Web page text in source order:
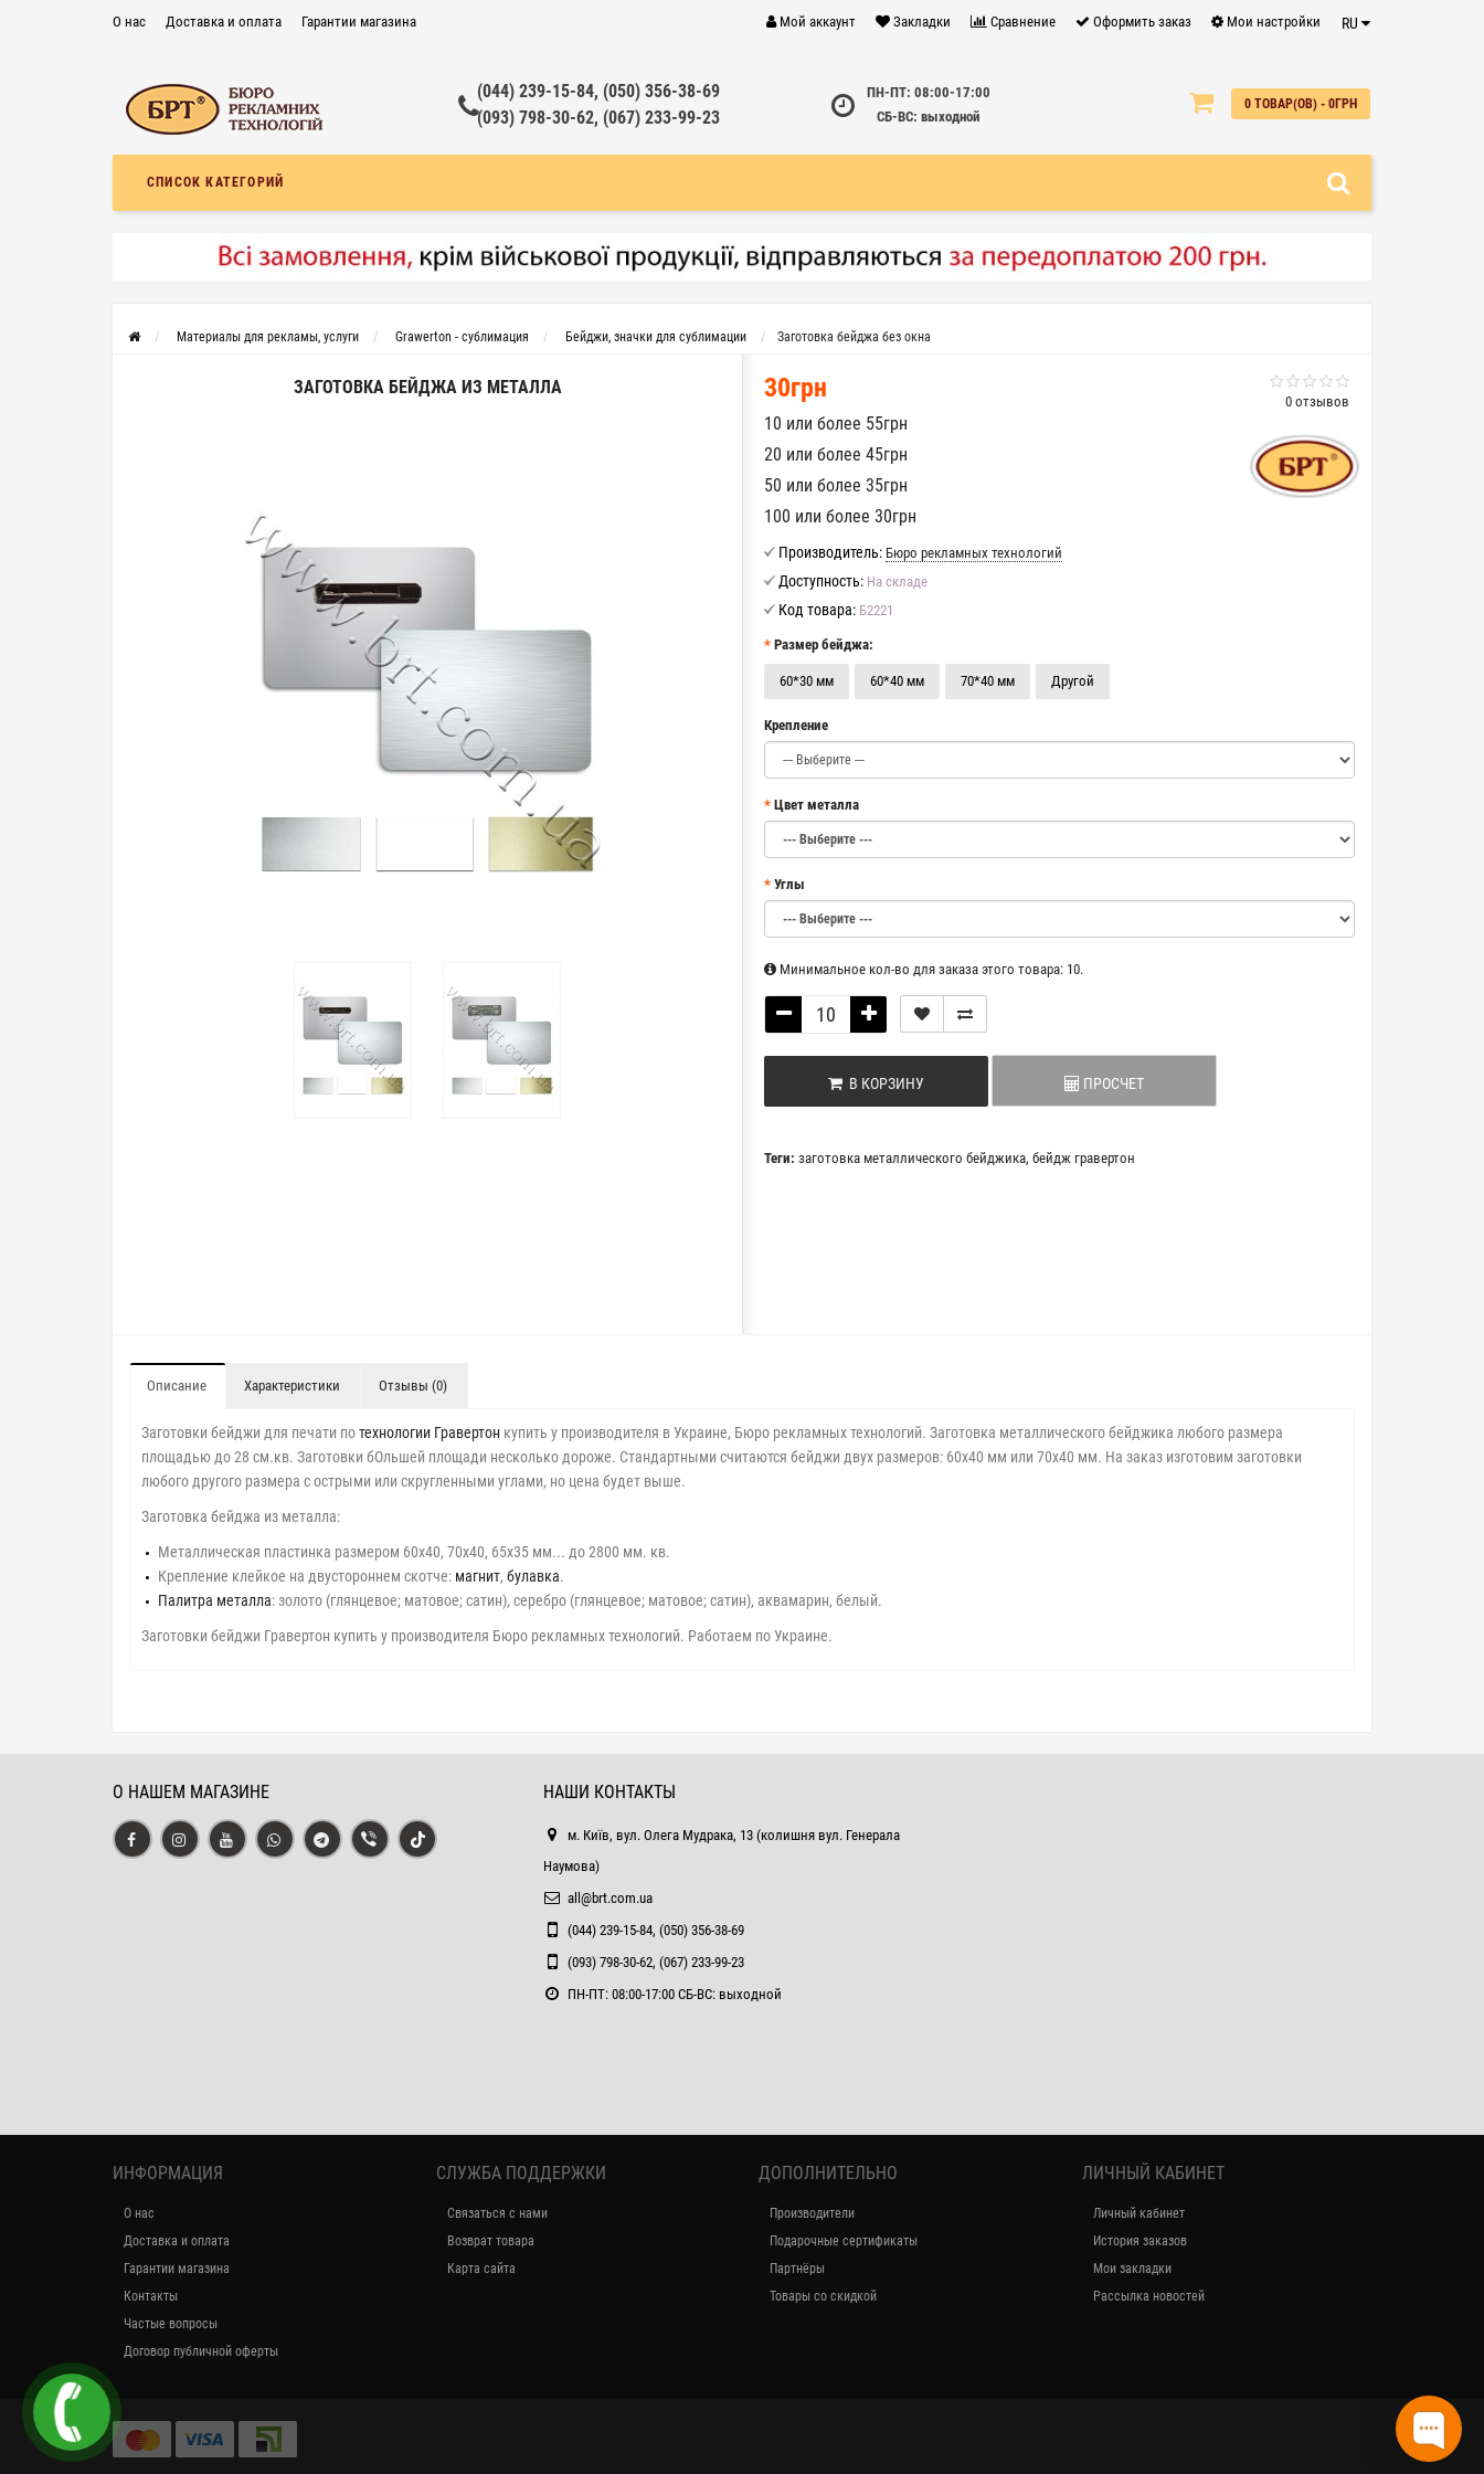
О нас Доставка и оплата Гарантии магазина Мой аккаунт Закладки Сравнение Оформить заказ Мои настройки RU
(044) 239-15-84, (050) 356-38-69
(093) 798-30-62, (067) 233-99-23
ПН-ПТ: 08:00-17:00
СБ-ВС: выходной
0 ТОВАР(ОВ) - 0ГРН
СПИСОК КАТЕГОРИЙ
Материалы для рекламы, услуги Grawerton - сублимация Бейджи, значки для сублимации Заготовка бейджа без окна
ЗАГОТОВКА БЕЙДЖА ИЗ МЕТАЛЛА
0 отзывов
30грн
10 или более 55грн
20 или более 45грн
50 или более 35грн
100 или более 30грн
Производитель: Бюро рекламных технологий
Доступность: На складе
Код товара: Б2221
Размер бейджа:
60*30 мм 60*40 мм 70*40 мм Другой
Крепление
Цвет металла
Углы
Минимальное кол-во для заказа этого товара: 10.
В КОРЗИНУ ПРОСЧЕТ
Теги: заготовка металлического бейджика, бейдж гравертон
Описание Характеристики Отзывы (0)
Заготовки бейджи для печати потехнологии Гравертон купить у производителя в Украине, Бюро рекламных технологий. Заготовка металлического бейджика любого размера
площадью до 28 см.кв. Заготовки бОльшей площади несколько дороже. Стандартными считаются бейджи двух размеров: 60х40 мм или 70х40 мм. На заказ изготовим заготовки
любого другого размера с острыми или скругленными углами, но цена будет выше.
Заготовка бейджа из металла:
Металлическая пластинка размером 60х40, 70х40, 65х35 мм... до 2800 мм. кв.
Крепление клейкое на двустороннем скотче: магнит, булавка.
Палитра металла: золото (глянцевое; матовое; сатин), серебро (глянцевое; матовое; сатин), аквамарин, белый.
Заготовки бейджи Гравертон купить у производителя Бюро рекламных технологий. Работаем по Украине.
О НАШЕМ МАГАЗИНЕ НАШИ КОНТАКТЫ
м. Київ, вул. Олега Мудрака, 13 (колишня вул. Генерала
Наумова)
all@brt.com.ua
(044) 239-15-84, (050) 356-38-69
(093) 798-30-62, (067) 233-99-23
ПН-ПТ: 08:00-17:00 СБ-ВС: выходной
ИНФОРМАЦИЯ
О нас
Доставка и оплата
Гарантии магазина
Контакты
Частые вопросы
Договор публичной оферты
СЛУЖБА ПОДДЕРЖКИ
Связаться с нами
Возврат товара
Карта сайта
ДОПОЛНИТЕЛЬНО
Производители
Подарочные сертификаты
Партнёры
Товары со скидкой
ЛИЧНЫЙ КАБИНЕТ
Личный кабинет
История заказов
Мои закладки
Рассылка новостей